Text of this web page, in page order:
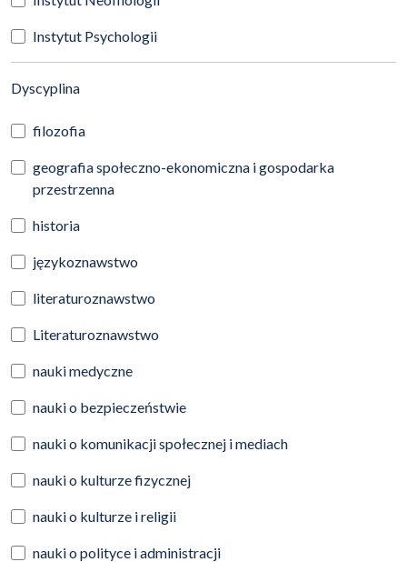
Instytut Psychologii
Dyscyplina(automatyczne przeładowanie treści)
filozofia
geografia społeczno-ekonomiczna i gospodarka
przestrzenna
historia
językoznawstwo
literaturoznawstwo
Literaturoznawstwo
nauki medyczne
nauki o bezpieczeństwie
nauki o komunikacji społecznej i mediach
nauki o kulturze fizycznej
nauki o kulturze i religii
nauki o polityce i administracji